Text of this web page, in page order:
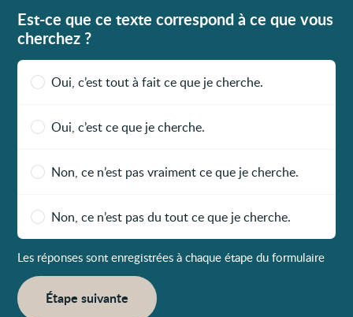
Est-ce que ce texte correspond à ce que vous
cherchez ?
Oui, c’est tout à fait ce que je cherche.
Oui, c’est ce que je cherche.
Non, ce n’est pas vraiment ce que je cherche.
Non, ce n’est pas du tout ce que je cherche.
Les réponses sont enregistrées à chaque étape du formulaire
Étape suivante